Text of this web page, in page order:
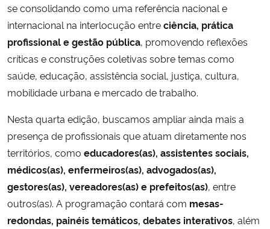
Advocacia-Geral da União
Banco Central do Brasil
Planalto
se consolidando como uma referência nacional e
internacional na interlocução entreciência, prática
profissional e gestão pública, promovendo reflexões
críticas e construções coletivas sobre temas como
saúde, educação, assistência social, justiça, cultura,
mobilidade urbana e mercado de trabalho.
Nesta quarta edição, buscamos ampliar ainda mais a
presença de profissionais que atuam diretamente nos
territórios, como educadores(as), assistentes sociais,
médicos(as), enfermeiros(as), advogados(as),
gestores(as), vereadores(as) e prefeitos(as), entre
outros(as). A programação contará com mesas-
redondas, painéis temáticos, debates interativos, além